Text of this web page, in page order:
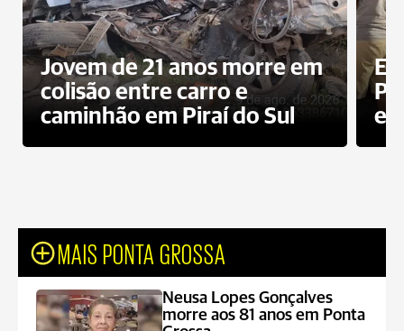
Jovem de 21 anos morre em
colisão entre carro e
caminhão em Piraí do Sul
MAIS PONTA GROSSA
Neusa Lopes Gonçalves
morre aos 81 anos em Ponta